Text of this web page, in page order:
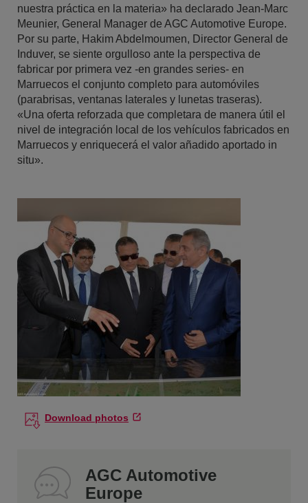
nuestra práctica en la materia» ha declarado Jean-Marc
Meunier, General Manager de AGC Automotive Europe.
Por su parte, Hakim Abdelmoumen, Director General de
Induver, se siente orgulloso ante la perspectiva de
fabricar por primera vez -en grandes series- en
Marruecos el conjunto completo para automóviles
(parabrisas, ventanas laterales y lunetas traseras).
«Una oferta reforzada que completara de manera útil el
nivel de integración local de los vehículos fabricados en
Marruecos y enriquecerá el valor añadido aportado in
situ».
Download photos
AGC Automotive
Europe